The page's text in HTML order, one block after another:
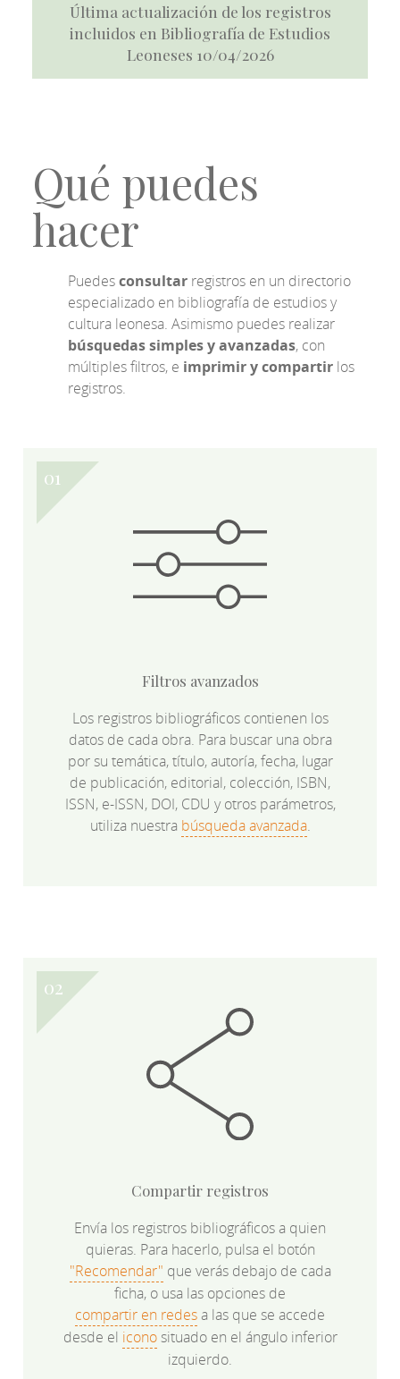
Última actualización de los registros
incluidos en Bibliografía de Estudios
Leoneses 10/04/2026
Qué puedes
hacer
Puedesconsultar registros en un directorio
especializado en bibliografía de estudios y
cultura leonesa. Asimismo puedes realizar
búsquedas simples y avanzadas, con
múltiples filtros, e imprimir y compartir los
registros.
Filtros avanzados
Los registros bibliográficos contienen los
datos de cada obra. Para buscar una obra
por su temática, título, autoría, fecha, lugar
de publicación, editorial, colección, ISBN,
ISSN, e-ISSN, DOI, CDU y otros parámetros,
utiliza nuestra búsqueda avanzada.
Compartir registros
Envía los registros bibliográficos a quien
quieras. Para hacerlo, pulsa el botón
"Recomendar" que verás debajo de cada
ficha, o usa las opciones de
compartir en redesa las que se accede
desde el iconosituado en el ángulo inferior
izquierdo.